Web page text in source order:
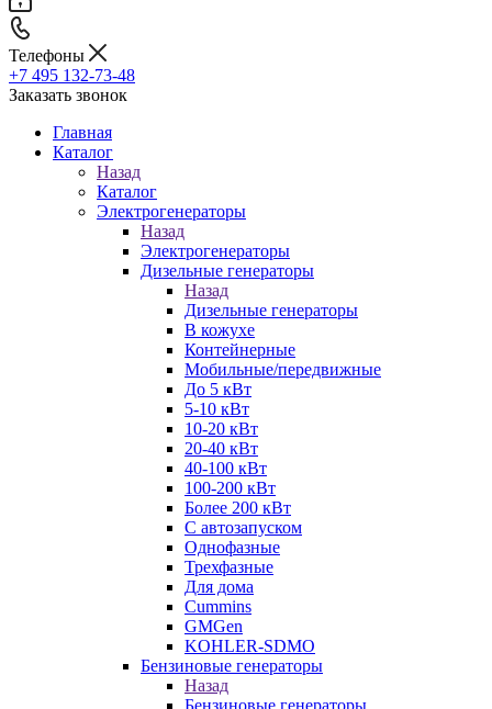
Телефоны
+7 495 132-73-48
Заказать звонок
Главная
Каталог
Назад
Каталог
Электрогенераторы
Назад
Электрогенераторы
Дизельные генераторы
Назад
Дизельные генераторы
В кожухе
Контейнерные
Мобильные/передвижные
До 5 кВт
5-10 кВт
10-20 кВт
20-40 кВт
40-100 кВт
100-200 кВт
Более 200 кВт
С автозапуском
Однофазные
Трехфазные
Для дома
Cummins
GMGen
KOHLER-SDMO
Бензиновые генераторы
Назад
Бензиновые генераторы